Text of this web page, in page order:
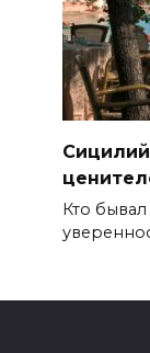
Кто